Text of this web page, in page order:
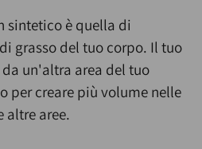
sintetico è quella di
grasso del tuo corpo. Il tuo
un'altra area del tuo
per creare più volume nelle
altre aree.